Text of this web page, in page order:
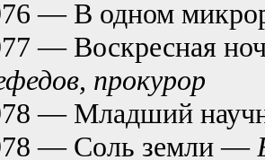
— В одном
— Воскресная
прокурор
— Младший
— Соль земли —